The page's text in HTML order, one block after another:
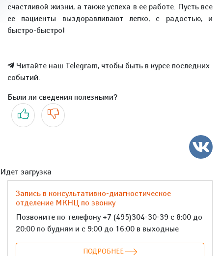
счастливой жизни, а также успеха в ее работе. Пусть все
ее пациенты выздоравливают легко, с радостью, и
быстро-быстро!
Читайте наш Telegram, чтобы быть в курсе последних
событий.
Были ли сведения полезными?
Да Нет
Идет загрузка
Запись в консультативно-диагностическое
отделение МКНЦ по звонку
Позвоните по телефону +7 (495)304-30-39 с 8:00 до
20:00 по будням и с 9:00 до 16:00 в выходные
ПОДРОБНЕЕ